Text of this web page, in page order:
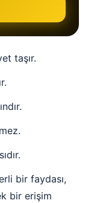
taşır.
bir faydası,
bir erişim